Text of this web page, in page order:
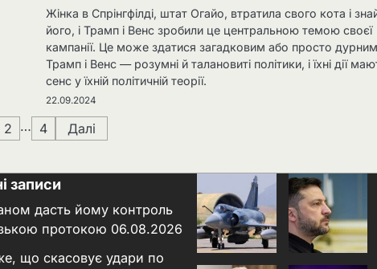
Жінка в Спрінгфілді, штат Огайо, втратила свого кота і
його, і Трамп і Венс зробили це центральною темою своєї
кампанії. Це може здатися загадковим або просто
Трамп і Венс — розумні й талановиті політики, і їхні дії
сенс у їхній політичній теорії.
22.09.2024
2 … 4 Далі
записи
дасть йому контроль
протокою 06.08.2026
що скасовує удари по